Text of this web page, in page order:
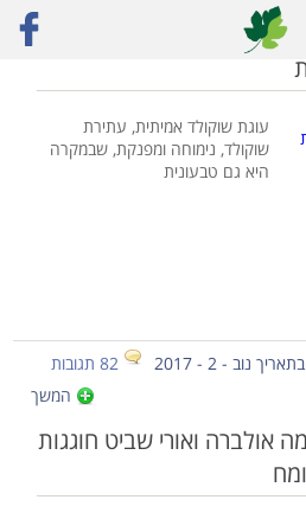
עוגת שוקולד אמיתית, עתירת
שוקולד, נימוחה ומפנקת, שבמקרה
היא גם טבעונית
בתאריך נוב - 2 - 2017
82 תגובות
המשך
אולברה ואורי שביט חוגגות